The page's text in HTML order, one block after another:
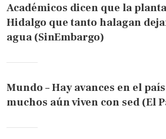
Académicos dicen que la
Hidalgo que tanto halagan
agua (SinEmbargo)
Mundo – Hay avances en el
muchos aún viven con sed (El